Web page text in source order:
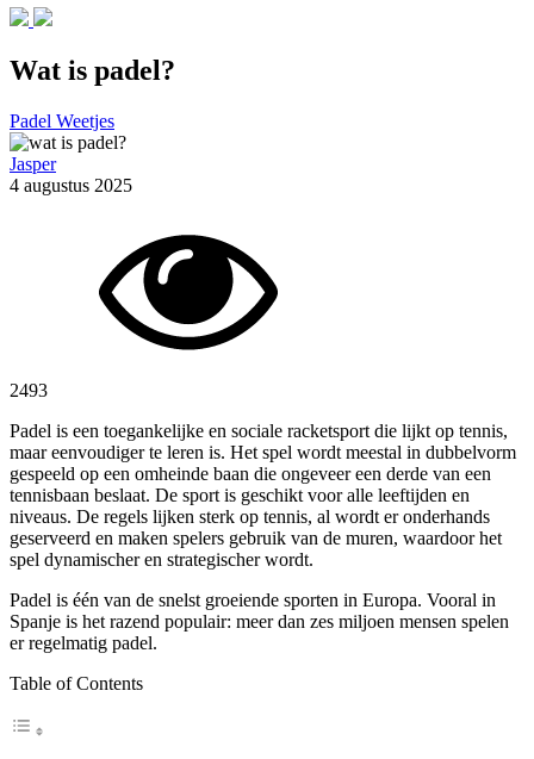
Wat is padel?
Padel Weetjes
Jasper
4 augustus 2025
2493
Padel is een toegankelijke en sociale racketsport die lijkt op tennis,
maar eenvoudiger te leren is. Het spel wordt meestal in dubbelvorm
gespeeld op een omheinde baan die ongeveer een derde van een
tennisbaan beslaat. De sport is geschikt voor alle leeftijden en
niveaus. De regels lijken sterk op tennis, al wordt er onderhands
geserveerd en maken spelers gebruik van de muren, waardoor het
spel dynamischer en strategischer wordt.
Padel is één van de snelst groeiende sporten in Europa. Vooral in
Spanje is het razend populair: meer dan zes miljoen mensen spelen
er regelmatig padel.
Table of Contents